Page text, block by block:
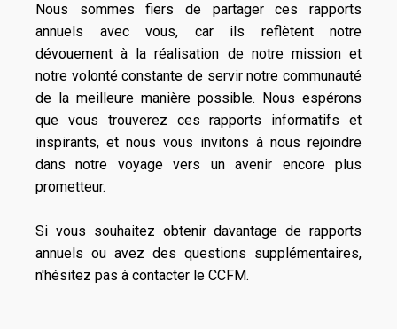
Nous sommes fiers de partager ces rapports
annuels avec vous, car ils reflètent notre
dévouement à la réalisation de notre mission et
notre volonté constante de servir notre communauté
de la meilleure manière possible. Nous espérons
que vous trouverez ces rapports informatifs et
inspirants, et nous vous invitons à nous rejoindre
dans notre voyage vers un avenir encore plus
prometteur.
Si vous souhaitez obtenir davantage de rapports
annuels ou avez des questions supplémentaires,
n'hésitez pas à contacter le CCFM.